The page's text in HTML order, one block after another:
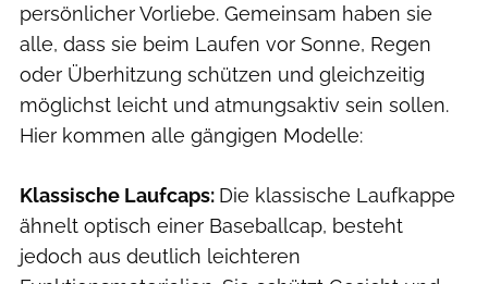
persönlicher Vorliebe. Gemeinsam haben sie
alle, dass sie beim Laufen vor Sonne, Regen
oder Überhitzung schützen und gleichzeitig
möglichst leicht und atmungsaktiv sein sollen.
Hier kommen alle gängigen Modelle:
Klassische Laufcaps: Die klassische Laufkappe
ähnelt optisch einer Baseballcap, besteht
jedoch aus deutlich leichteren